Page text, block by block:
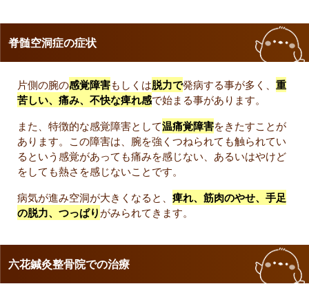
脊髄空洞症の症状
片側の腕の感覚障害もしくは脱力で発病する事が多く、 重
苦しい、痛み、不快な痺れ感で始まる事があります。
また、特徴的な感覚障害として温痛覚障害をきたすことが
あります。この障害は、腕を強くつねられても触られてい
るという感覚があっても痛みを感じない、あるいはやけど
をしても熱さを感じないことです。
病気が進み空洞が大きくなると、 痺れ、筋肉のやせ、手足
の脱力、つっぱりがみられてきます。
六花鍼灸整骨院での治療